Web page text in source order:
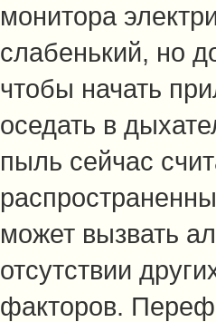
монитора
слабенький, но
чтобы начать
оседать в
пыль сейчас
может вызвать
отсутствии
факторов.